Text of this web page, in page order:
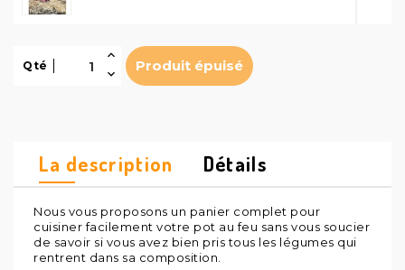
Qté Produit épuisé
La description Détails
Nous vous proposons un panier complet pour
cuisiner facilement votre pot au feu sans vous soucier
de savoir si vous avez bien pris tous les légumes qui
rentrent dans sa composition.